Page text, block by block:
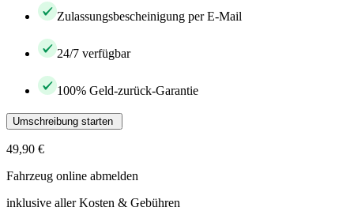
Zulassungsbescheinigung per E-Mail
24/7 verfügbar
100% Geld-zurück-Garantie
Umschreibung starten
49,90 €
Fahrzeug online abmelden
inklusive aller Kosten & Gebühren